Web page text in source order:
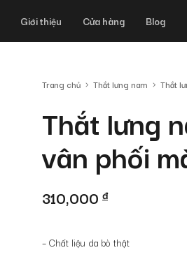
Giới thiệu Cửa hàng Blog
Trang chủ Thắt lưng nam Thắt
Thắt lưng
vân phối
310,000 đ
– Chất liệu da bò thật